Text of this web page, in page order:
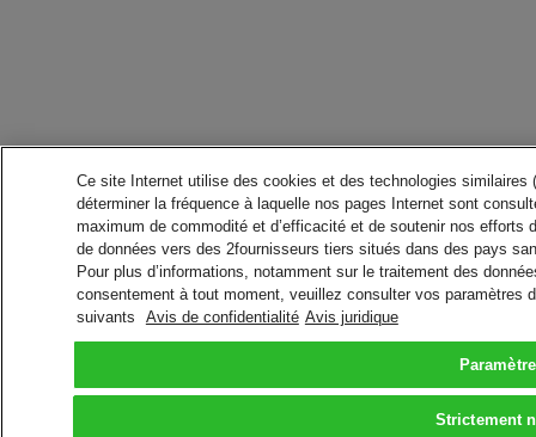
Ce site Internet utilise des cookies et des technologies
déterminer la fréquence à laquelle nos pages Internet sont
maximum de commodité et d’efficacité et de soutenir nos
de données vers des 2fournisseurs tiers situés dans des pays
Pour plus d’informations, notamment sur le traitement des
consentement à tout moment, veuillez consulter vos paramètres
suivants
Avis de confidentialité Avis juridique
Strictement